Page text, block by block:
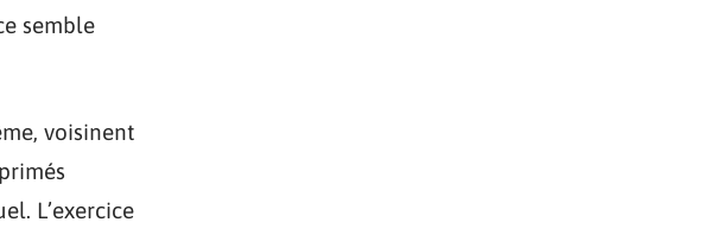
semble
voisinent
L’exercice